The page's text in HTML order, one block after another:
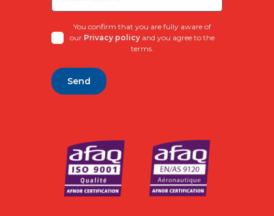
(Required)
You confirm that you are fully aware of
our Privacy policy and you agree to the
terms.